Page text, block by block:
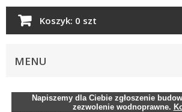
Koszyk: 0 szt
MENU
Napiszemy dla Ciebie zgłoszenie
zezwolenie wodnoprawne.